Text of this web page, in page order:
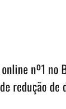
nº1 no
redução